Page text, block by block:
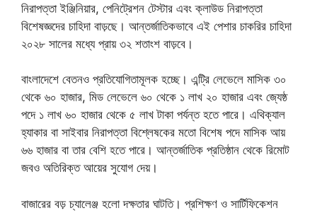
নিরাপত্তা ইঞ্জিনিয়ার, পেনিট্রেশন টেস্টার এবং ক্লাউড নিরাপত্তা
বিশেষজ্ঞদের চাহিদা বাড়ছে। আন্তর্জাতিকভাবে এই পেশার চাকরির চাহিদা
২০২৮ সালের মধ্যে প্রায় ৩২ শতাংশ বাড়বে।
বাংলাদেশে বেতনও প্রতিযোগিতামূলক হচ্ছে। এন্ট্রি লেভেলে মাসিক ৩০
থেকে ৬০ হাজার, মিড লেভেলে ৬০ থেকে ১ লাখ ২০ হাজার এবং জ্যেষ্ঠ
পদে ১ লাখ ৬০ হাজার থেকে ৫ লাখ টাকা পর্যন্ত হতে পারে। এথিক্যাল
হ্যাকার বা সাইবার নিরাপত্তা বিশ্লেষকের মতো বিশেষ পদে মাসিক আয়
৬৬ হাজার বা তার বেশি হতে পারে। আন্তর্জাতিক প্রতিষ্ঠান থেকে রিমোট
জবও অতিরিক্ত আয়ের সুযোগ দেয়।
বাজারের বড় চ্যালেঞ্জ হলো দক্ষতার ঘাটতি। প্রশিক্ষণ ও সার্টিফিকেশন